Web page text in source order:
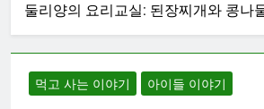
둘리양의 요리교실: 된장찌개와 콩나
먹고 사는 이야기 아이들 이야기